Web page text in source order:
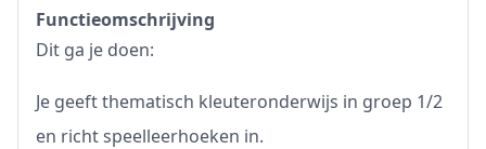
Functieomschrijving
Dit ga je doen:
Je geeft thematisch kleuteronderwijs in groep 1/2
en richt speelleerhoeken in.